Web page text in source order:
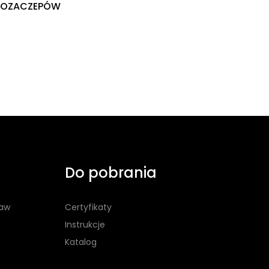
Do pobrania
Certyfikaty
Instrukcje
Katalog